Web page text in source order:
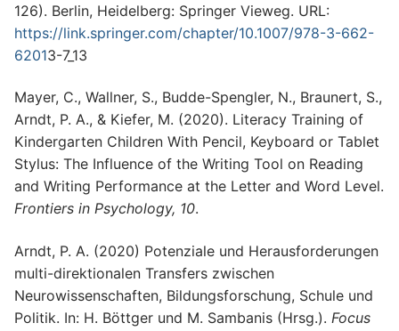
126). Berlin, Heidelberg: Springer Vieweg. URL:
https://link.springer.com/chapter/10.1007/978-3-662-
62013-7_13
Mayer, C., Wallner, S., Budde-Spengler, N., Braunert, S.,
Arndt, P. A., & Kiefer, M. (2020). Literacy Training of
Kindergarten Children With Pencil, Keyboard or Tablet
Stylus: The Influence of the Writing Tool on Reading
and Writing Performance at the Letter and Word Level.
Frontiers in Psychology, 10.
Arndt, P. A. (2020) Potenziale und Herausforderungen
multi-direktionalen Transfers zwischen
Neurowissenschaften, Bildungsforschung, Schule und
Politik. In: H. Böttger und M. Sambanis (Hrsg.). Focus